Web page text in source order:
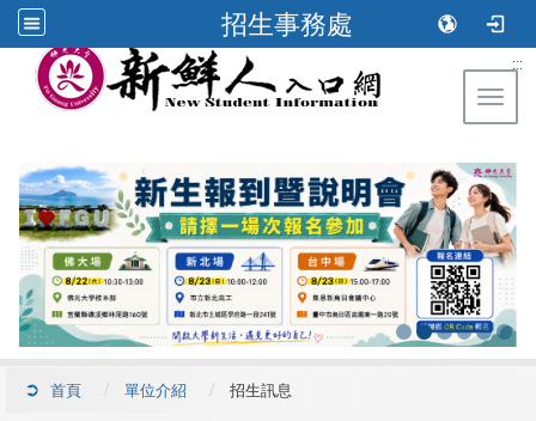
招生事務處
:::
首頁 單位介紹 招生訊息